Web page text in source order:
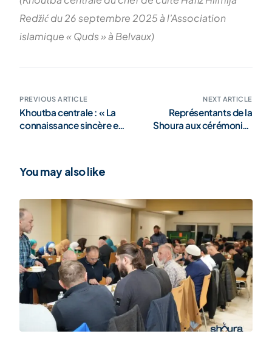
Redžić du 26 septembre 2025 à l’Association
islamique « Quds » à Belvaux)
PREVIOUS ARTICLE
Khoutba centrale : « La
connaissance sincère est
NEXT ARTICLE
Représentants de la
Shoura aux cérémonies
You may also like